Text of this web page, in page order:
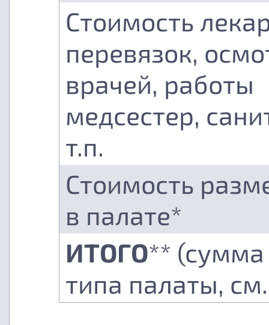
Стоимость
перевязок,
врачей, работы
медсестер,
т.п.
Стоимость
в палате*
ИТОГО** (сумма
типа палаты,